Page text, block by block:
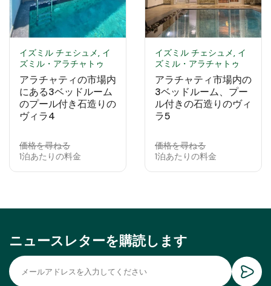
イズミル チェシュメ, イ
ズミル・アラチャトゥ
アラチャティの市場内
にある3ベッドルーム
のプール付き石造りの
ヴィラ4
価格を尋ねる
1泊あたりの料金
イズミル チェシュメ, イ
ズミル・アラチャトゥ
アラチャティ市場内の
3ベッドルーム、プー
ル付きの石造りのヴィ
ラ5
価格を尋ねる
1泊あたりの料金
ニュースレターを購読します